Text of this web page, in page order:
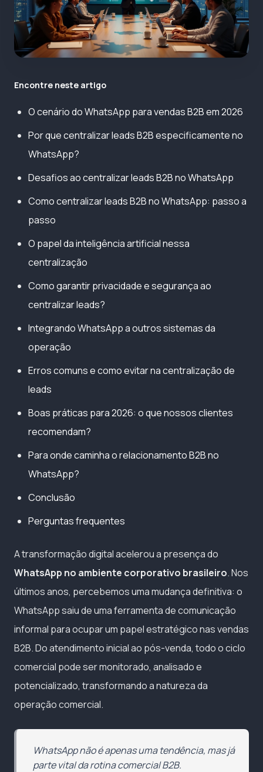
Encontre neste artigo
O cenário do WhatsApp para vendas B2B em 2026
Por que centralizar leads B2B especificamente no
WhatsApp?
Desafios ao centralizar leads B2B no WhatsApp
Como centralizar leads B2B no WhatsApp: passo a
passo
O papel da inteligência artificial nessa
centralização
Como garantir privacidade e segurança ao
centralizar leads?
Integrando WhatsApp a outros sistemas da
operação
Erros comuns e como evitar na centralização de
leads
Boas práticas para 2026: o que nossos clientes
recomendam?
Para onde caminha o relacionamento B2B no
WhatsApp?
Conclusão
Perguntas frequentes
A transformação digital acelerou a presença do
WhatsApp no ambiente corporativo brasileiro. Nos
últimos anos, percebemos uma mudança definitiva: o
WhatsApp saiu de uma ferramenta de comunicação
informal para ocupar um papel estratégico nas vendas
B2B. Do atendimento inicial ao pós-venda, todo o ciclo
comercial pode ser monitorado, analisado e
potencializado, transformando a natureza da
operação comercial.
WhatsApp não é apenas uma tendência, mas já
parte vital da rotina comercial B2B.